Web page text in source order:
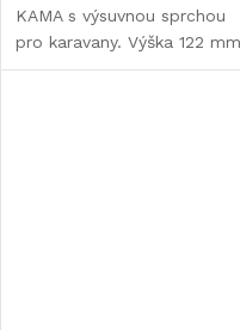
KAMA s výsuvnou sprchou
pro karavany. Výška 122
otočný výtok s dosahem